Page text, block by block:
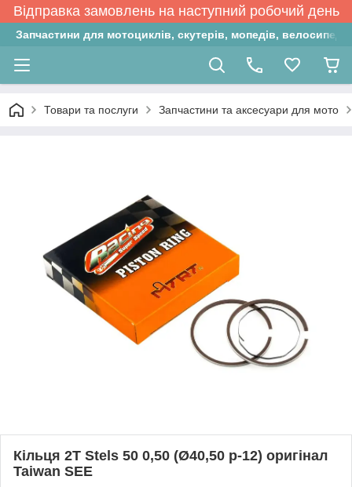
Відправка замовлень на наступний робочий день
Запчастини для мотоциклів, скутерів, мопедів,
Товари та послуги Запчастини та аксесуари для мото
Кільця 2T Stels 50 0,50 (Ø40,50 p-12) оригінал
Taiwan SEE